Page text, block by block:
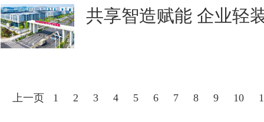
共享智造赋能 企业轻
上一页 1 2 3 4 5 6 7 8 9 10